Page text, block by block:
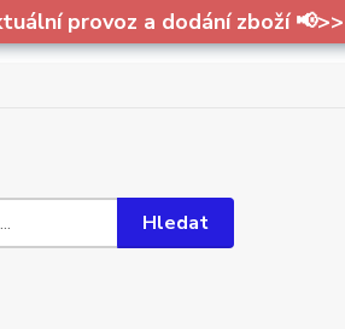
provoz a dodání zboží 📢>>
Hledat